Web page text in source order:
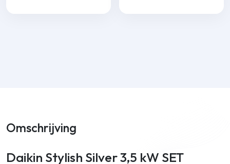
Omschrijving
Daikin Stylish Silver 3,5 kW SET